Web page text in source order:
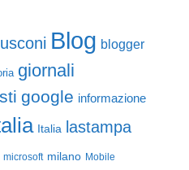
Blog blogger
giornali
google informazione
Italia lastampa
microsoft milano Mobile